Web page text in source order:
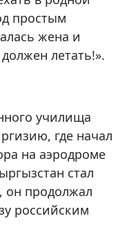
простым
жена и
летать!».
училища
где начал
на аэродроме
стал
он продолжал
российским